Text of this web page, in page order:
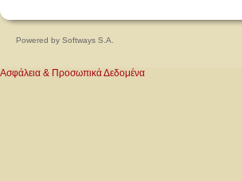
Powered by Softways S.A.
Ασφάλεια & Προσωπικά Δεδομένα